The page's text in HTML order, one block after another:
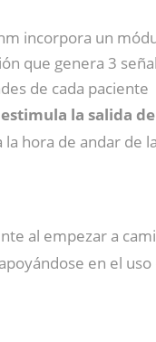
incorpora un
que genera 3
de cada paciente
la salida
hora de andar de
al empezar a
en el